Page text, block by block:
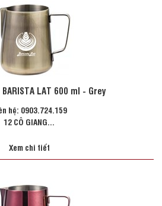
LAT 600 ml - Grey
hệ: 0903.724.159
12 CÔ GIANG...
Xem chi tiết